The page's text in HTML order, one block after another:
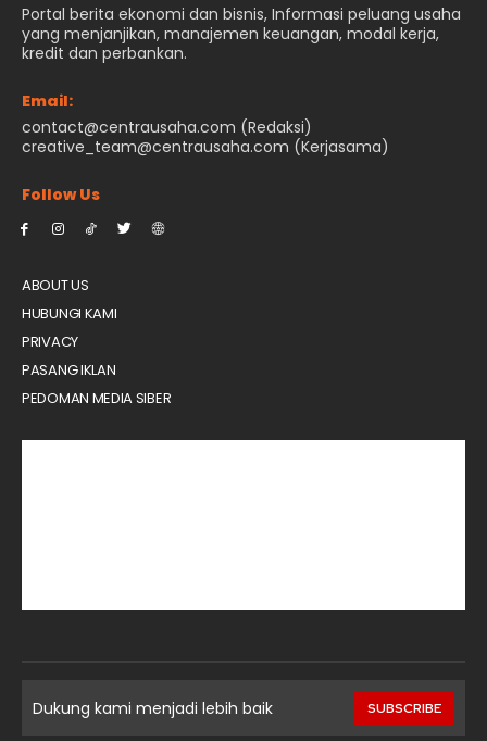
Portal berita ekonomi dan bisnis, Informasi peluang usaha
yang menjanjikan, manajemen keuangan, modal kerja,
kredit dan perbankan.
Email:
contact@centrausaha.com (Redaksi)
creative_team@centrausaha.com (Kerjasama)
Follow Us
ABOUT US
HUBUNGI KAMI
PRIVACY
PASANG IKLAN
PEDOMAN MEDIA SIBER
Dukung kami menjadi lebih baik SUBSCRIBE